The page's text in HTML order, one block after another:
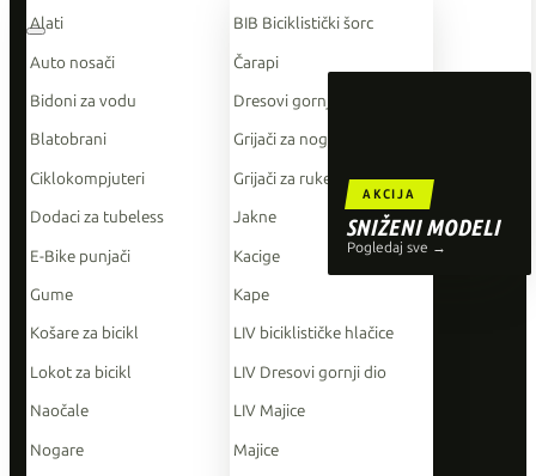
O'Neal
AKCIJA
SNIŽENI MODELI
Pogledaj sve →
Alati
Auto nosači
Bidoni za vodu
Blatobrani
Ciklokompjuteri
Dodaci za tubeless
E-Bike punjači
Gume
Košare za bicikl
Lokot za bicikl
Naočale
Nogare
BIB Biciklistički šorc
Čarapi
Dresovi gornji dio
Grijači za noge
Grijači za ruke
Jakne
Kacige
Kape
LIV biciklističke hlačice
LIV Dresovi gornji dio
LIV Majice
Majice